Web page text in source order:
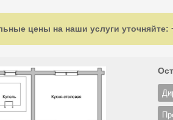
цены на наши услуги уточняйте: